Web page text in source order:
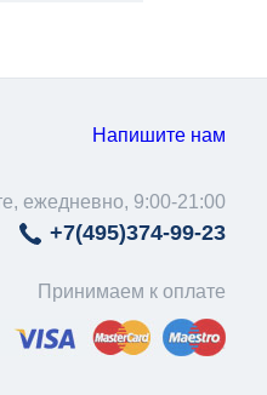
Напишите нам
ежедневно, 9:00-21:00
+7(495)374-99-23
Принимаем к оплате